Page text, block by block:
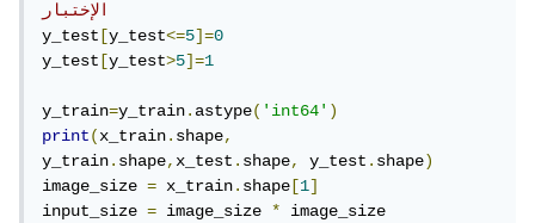
الإختبار
y_test [y_test<=5]=0
y_test [y_test>5]=1
y_train=y_train.astype('int64')
print(x_train.shape,
y_train.shape,x_test.shape, y_test.shape)
image_size = x_train.shape [1]
input_size = image_size *
image_size